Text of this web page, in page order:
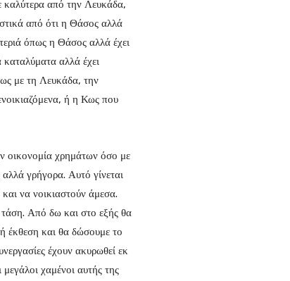
καλύτερα από την Λευκάδα,
από ότι η Θάσος αλλά
όπως η Θάσος αλλά έχει
αλλά έχει
με τη Λευκάδα, την
ή η Κως που
οικονομία χρημάτων όσο με
γρήγορα. Αυτό γίνεται
να νοικιαστούν άμεσα.
τάση. Από δω και στο εξής θα
έκθεση και θα δώσουμε το
έχουν ακυρωθεί εκ
χαμένοι αυτής της